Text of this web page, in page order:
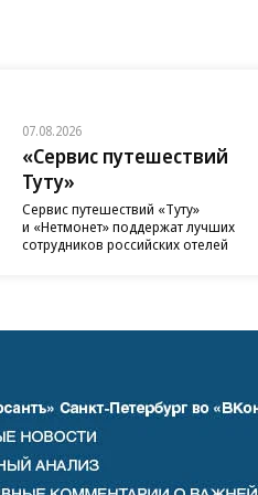
07.08.2026
«Сервис путешествий
Туту»
Сервис путешествий «Туту»
и «Нетмонет» поддержат лучших
сотрудников российских отелей